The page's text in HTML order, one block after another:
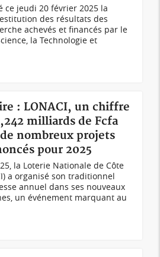
ce jeudi 20 février 2025 la
des résultats des
achevés et financés par le
la Technologie et
: LONACI, un chiffre
milliards de Fcfa
nombreux projets
pour 2025
la Loterie Nationale de Côte
a organisé son traditionnel
annuel dans ses nouveaux
un événement marquant au